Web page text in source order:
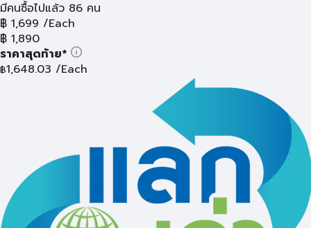
มีคนซื้อไปแล้ว 86 คน
฿ 1,699 /Each
฿ 1,890
ราคาสุดท้าย*
฿1,648.03 /Each